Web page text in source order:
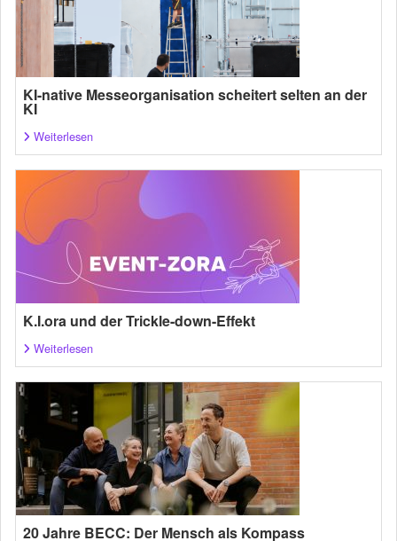
KI-native Messeorganisation scheitert selten an der
KI
Weiterlesen
K.I.ora und der Trickle-down-Effekt
Weiterlesen
20 Jahre BECC: Der Mensch als Kompass